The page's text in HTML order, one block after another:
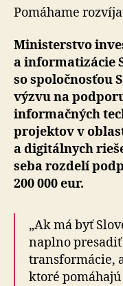
Pomáhame
Ministerstvo
a informatizácie
so spoločnosťou
výzvu na
informačných
projektov v
a digitálnych
seba rozdelí
200 000 eur.
„Ak má byť
naplno
transformácie,
ktoré